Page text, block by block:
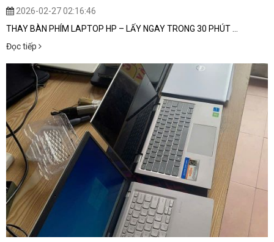
2026-02-27 02:16:46
THAY BÀN PHÍM LAPTOP HP – LẤY NGAY TRONG 30 PHÚT ...
Đọc tiếp